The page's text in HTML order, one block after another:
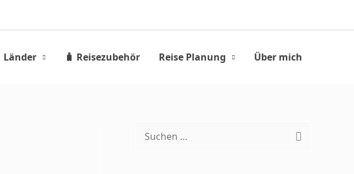
Länder 🧳 Reisezubehör Reise Planung Über mich